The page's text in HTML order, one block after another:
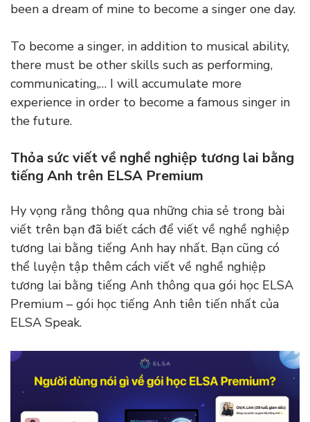
been a dream of mine to become a singer one day.
To become a singer, in addition to musical ability,
there must be other skills such as performing,
communicating,… I will accumulate more
experience in order to become a famous singer in
the future.
Thỏa sức viết về nghề nghiệp tương lai bằng
tiếng Anh trên ELSA Premium
Hy vọng rằng thông qua những chia sẻ trong bài
viết trên bạn đã biết cách để viết về nghề nghiệp
tương lai bằng tiếng Anh hay nhất. Bạn cũng có
thể luyện tập thêm cách viết về nghề nghiệp
tương lai bằng tiếng Anh thông qua gói học ELSA
Premium – gói học tiếng Anh tiên tiến nhất của
ELSA Speak.